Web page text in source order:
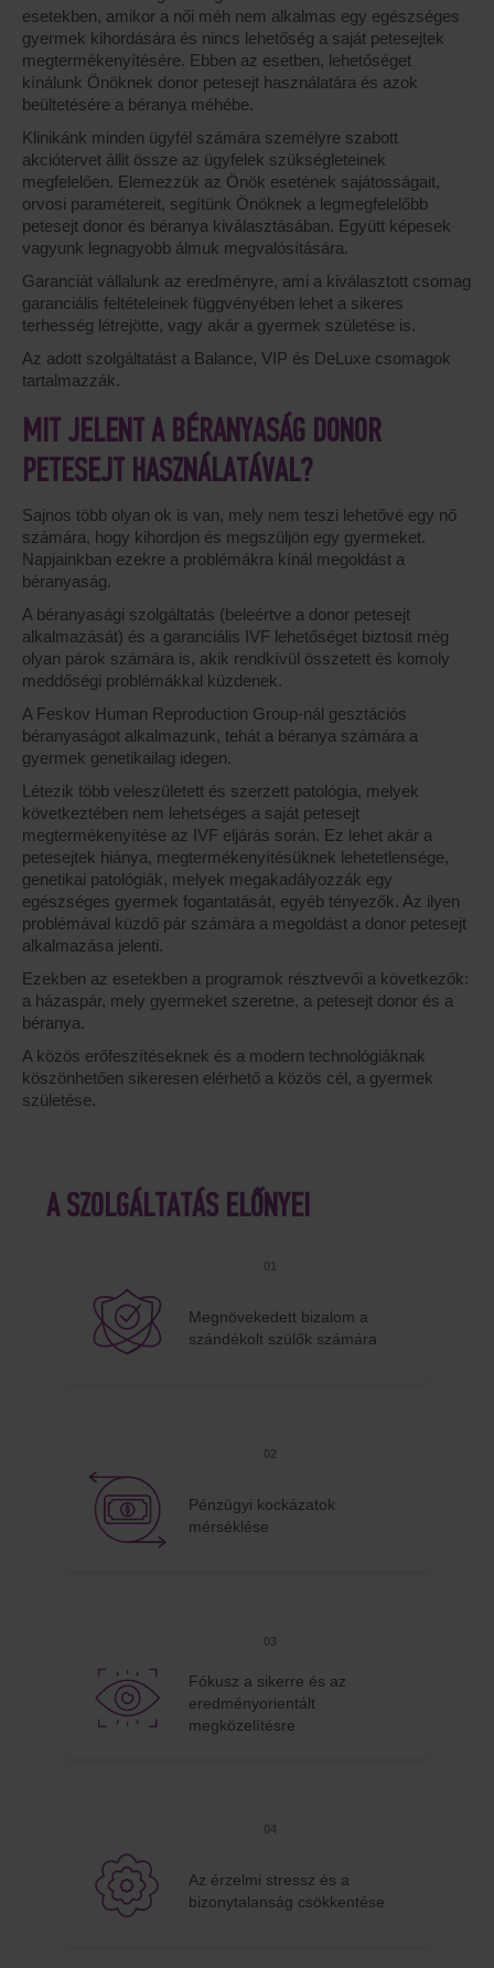
esetekben, amikor a női méh nem alkalmas egy egészséges
gyermek kihordására és nincs lehetőség a saját petesejtek
megtermékenyítésére. Ebben az esetben, lehetőséget
kínálunk Önöknek donor petesejt használatára és azok
beültetésére a béranya méhébe.
Klinikánk minden ügyfél számára személyre szabott
akciótervet állit össze az ügyfelek szükségleteinek
megfelelően. Elemezzük az Önök esetének sajátosságait,
orvosi paramétereit, segítünk Önöknek a legmegfelelőbb
petesejt donor és béranya kiválasztásában. Együtt képesek
vagyunk legnagyobb álmuk megvalósítására.
Garanciát vállalunk az eredményre, ami a kiválasztott csomag
garanciális feltételeinek függvényében lehet a sikeres
terhesség létrejötte, vagy akár a gyermek születése is.
Az adott szolgáltatást a Balance, VIP és DeLuxe csomagok
tartalmazzák.
MIT JELENT A BÉRANYASÁG DONOR
PETESEJT HASZNÁLATÁVAL?
Sajnos több olyan ok is van, mely nem teszi lehetővé egy nő
számára, hogy kihordjon és megszüljön egy gyermeket.
Napjainkban ezekre a problémákra kínál megoldást a
béranyaság.
A béranyasági szolgáltatás (beleértve a donor petesejt
alkalmazását) és a garanciális IVF lehetőséget biztosit még
olyan párok számára is, akik rendkívül összetett és komoly
meddőségi problémákkal küzdenek.
A Feskov Human Reproduction Group-nál gesztációs
béranyaságot alkalmazunk, tehát a béranya számára a
gyermek genetikailag idegen.
Létezik több veleszületett és szerzett patológia, melyek
következtében nem lehetséges a saját petesejt
megtermékenyítése az IVF eljárás során. Ez lehet akár a
petesejtek hiánya, megtermékenyítésüknek lehetetlensége,
genetikai patológiák, melyek megakadályozzák egy
egészséges gyermek fogantatását, egyéb tényezők. Az ilyen
problémával küzdő pár számára a megoldást a donor petesejt
alkalmazása jelenti.
Ezekben az esetekben a programok résztvevői a következők:
a házaspár, mely gyermeket szeretne, a petesejt donor és a
béranya.
A közös erőfeszítéseknek és a modern technológiáknak
köszönhetően sikeresen elérhető a közös cél, a gyermek
születése.
A SZOLGÁLTATÁS ELŐNYEI
Megnövekedett bizalom a
szándékolt szülők számára
Pénzügyi kockázatok
mérséklése
Fókusz a sikerre és az
eredményorientált
megközelítésre
Az érzelmi stressz és a
bizonytalanság csökkentése